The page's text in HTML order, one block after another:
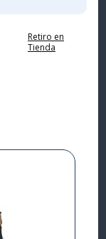
Retiro en
Tienda